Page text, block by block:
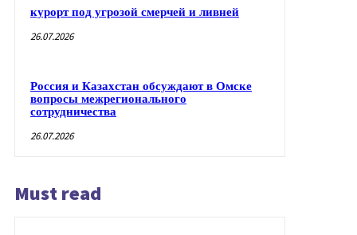
курорт под угрозой смерчей и ливней
26.07.2026
Россия и Казахстан обсуждают в Омске
вопросы межрегионального
сотрудничества
26.07.2026
Must read